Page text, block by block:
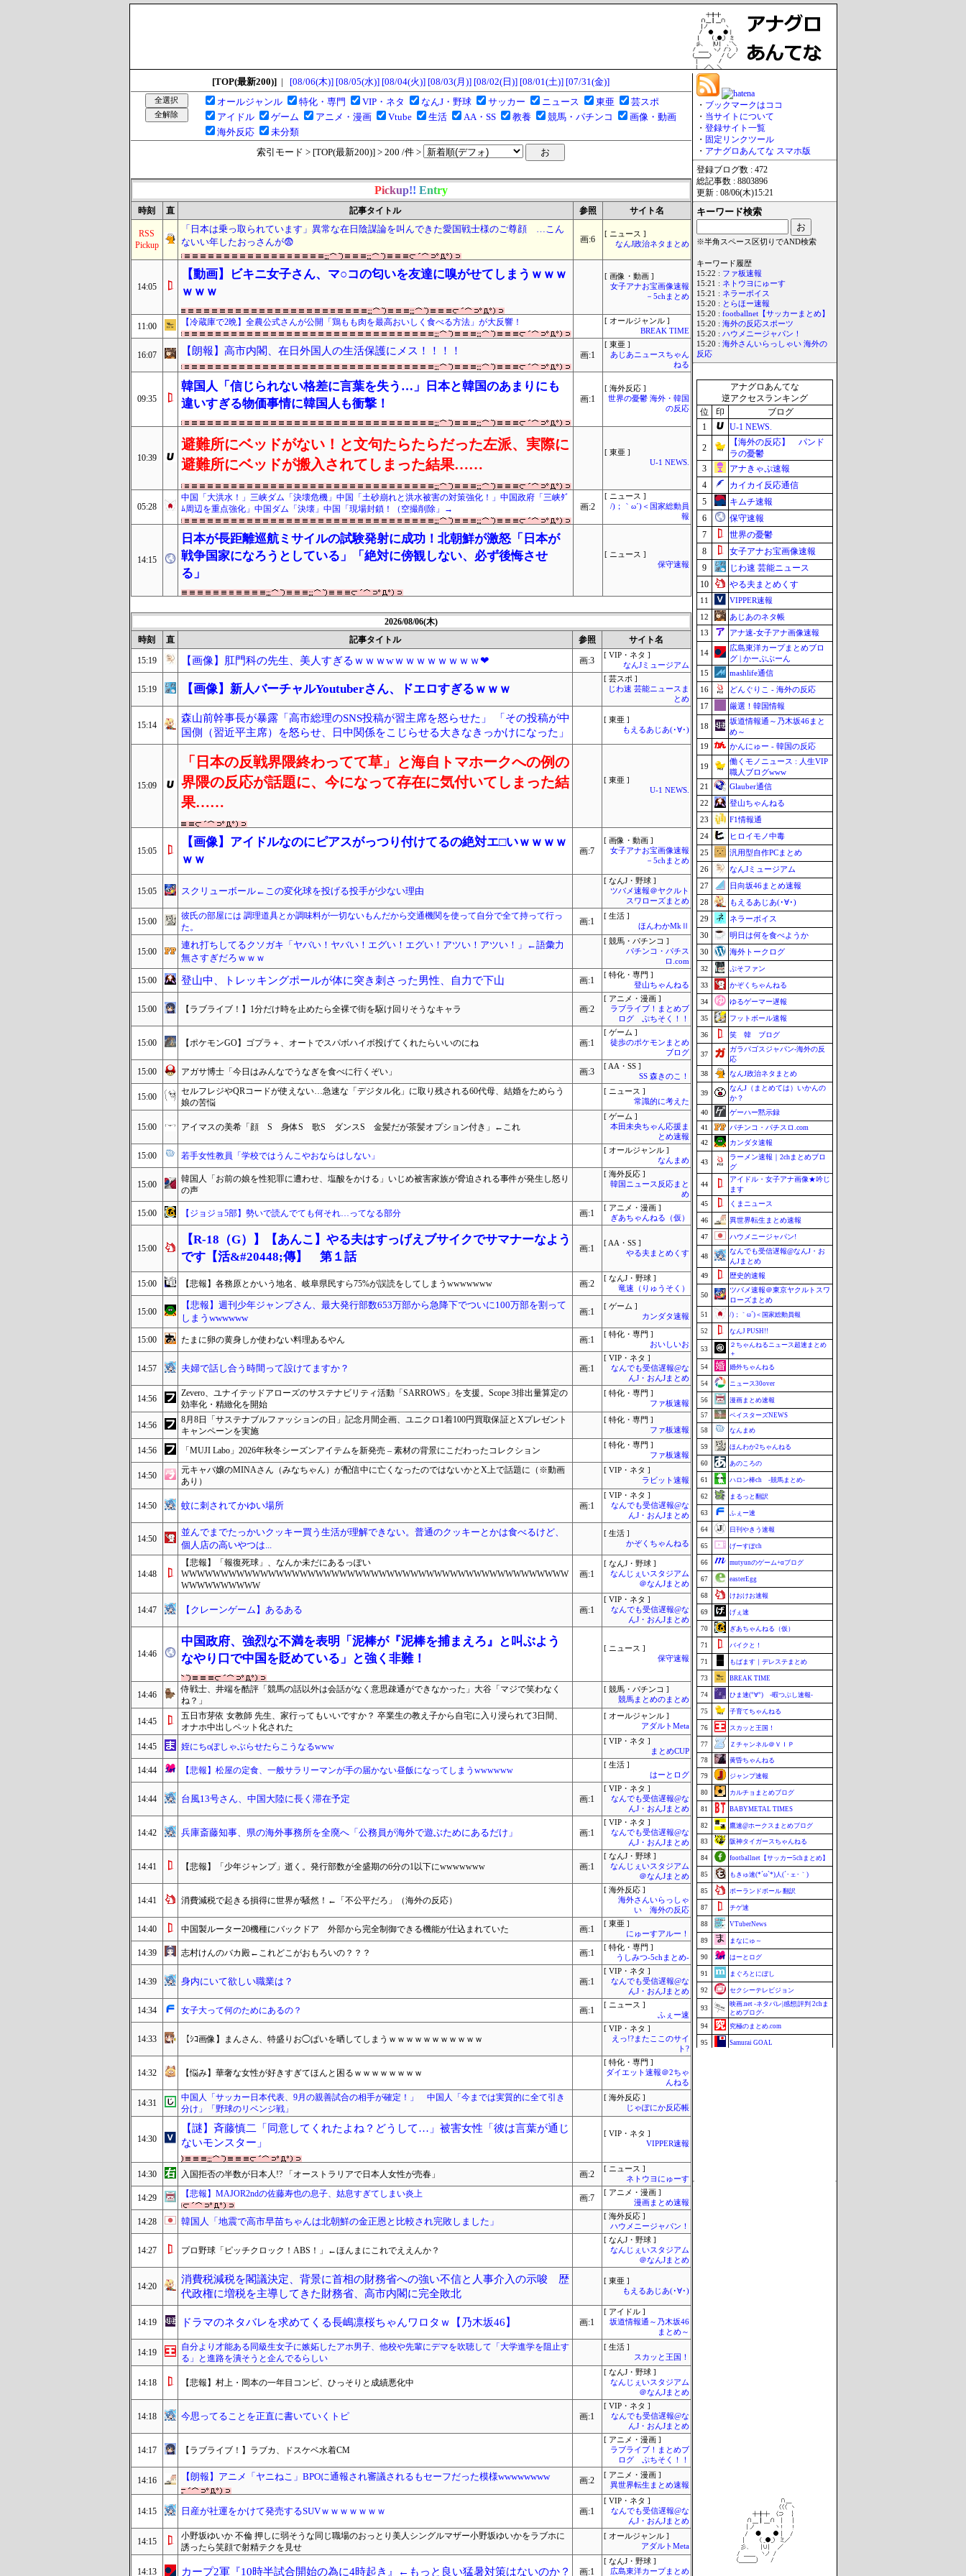
[TOP(最新200)] | [08/06(木)] [08/05(水)] [08/04(火)] [08/03(月)] [08/02(日)] [08/01(土)] [07/31(金)]
オールジャンル
特化・専門 VIP・ネタ なんJ・野球 サッカー ニュース 東亜
芸スポ
アイドル
ゲーム アニメ・漫画 Vtube 生活 AA・SS 教養 競馬・パチンコ
画像・動画
海外反応
未分類
索引モード > [TOP(最新200)] > 200 /件 >
Pickup!! Entry
時刻 直 記事タイトル 参照 サイト名
RSS
Pickup
「日本は乗っ取られています」異常な在日陰謀論を叫んできた愛国戦士様のご尊顔 …こん
ないい年したおっさんが😨
画:6
[ ニュース ]
なんJ政治ネタまとめ
14:05
【動画】ビキニ女子さん、マ○コの匂いを友達に嗅がせてしまうｗｗｗ
ｗｗｗ
[ 画像・動画 ]
女子アナお宝画像速報
－5chまとめ
11:00 【冷蔵庫で2晩】全農公式さんが公開「鶏もも肉を最高おいしく食べる方法」が大反響！
[ オールジャンル ]
BREAK TIME
16:07 【朗報】高市内閣、在日外国人の生活保護にメス！！！！ 画:1
[ 東亜 ]
あじあニュースちゃん
ねる
09:35
韓国人「信じられない格差に言葉を失う…」日本と韓国のあまりにも
違いすぎる物価事情に韓国人も衝撃！
画:1
[ 海外反応 ]
世界の憂鬱 海外・韓国
の反応
10:39
避難所にベッドがない！と文句たらたらだった左派、実際に
避難所にベッドが搬入されてしまった結果……
[ 東亜 ]
U-1 NEWS.
05:28
中国「大洪水！」三峡ダム「決壊危機」中国「土砂崩れと洪水被害の対策強化！」中国政府「三峡ﾀﾞ
ﾑ周辺を重点強化」中国ダム「決壊」中国「現場封鎖！（空撮削除」→
画:2
[ ニュース ]
/)；｀ω´)＜国家総動員
報
14:15
日本が長距離巡航ミサイルの試験発射に成功！北朝鮮が激怒「日本が
戦争国家になろうとしている」「絶対に傍観しない、必ず後悔させ
る」
[ ニュース ]
保守速報
2026/08/06(木)
時刻
直 記事タイトル 参照 サイト名
15:19 【画像】肛門科の先生、美人すぎるｗｗｗwｗｗｗｗｗｗｗｗ❤ 画:3
[ VIP・ネタ ]
なんJミュージアム
15:19 【画像】新人バーチャルYoutuberさん、ドエロすぎるｗｗｗ
[ 芸スポ ]
じわ速 芸能ニュースま
とめ
15:14
森山前幹事長が暴露「高市総理のSNS投稿が習主席を怒らせた」 「その投稿が中
国側（習近平主席）を怒らせ、日中関係をこじらせる大きなきっかけになった」
[ 東亜 ]
もえるあじあ(･∀･)
15:09
「日本の反戦界隈終わってて草」と海自トマホークへの例の
界隈の反応が話題に、今になって存在に気付いてしまった結
果……
[ 東亜 ]
U-1 NEWS.
15:05
【画像】アイドルなのにピアスがっつり付けてるの絶対エ□いｗｗｗｗ
ｗｗ
画:7
[ 画像・動画 ]
女子アナお宝画像速報
－5chまとめ
15:05 スクリューボール←この変化球を投げる投手が少ない理由
[ なんJ・野球 ]
ツバメ速報＠ヤクルト
スワローズまとめ
15:00
彼氏の部屋には 調理道具とか調味料が一切ないもんだから交通機関を使って自分で全て持って行っ
た。
画:1
[ 生活 ]
ほんわかMkⅡ
15:00
連れ打ちしてるクソガキ「ヤバい！ヤバい！エグい！エグい！アツい！アツい！」←語彙力
無さすぎだろｗｗｗ
[ 競馬・パチンコ ]
パチンコ・パチス
ロ.com
15:00 登山中、トレッキングポールが体に突き刺さった男性、自力で下山 画:1
[ 特化・専門 ]
登山ちゃんねる
15:00 【ラブライブ！】1分だけ時を止めたら全裸で街を駆け回りそうなキャラ 画:2
[ アニメ・漫画 ]
ラブライブ！まとめブ
ログ ぷちそく！！
15:00 【ポケモンGO】ゴプラ＋、オートでスパボハイボ投げてくれたらいいのにね 画:1
[ ゲーム ]
徒歩のポケモンまとめ
ブログ
15:00 アガサ博士「今日はみんなでうなぎを食べに行くぞい」 画:3
[ AA・SS ]
SS 森きのこ！
15:00
セルフレジやQRコードが使えない…急速な「デジタル化」に取り残される60代母、結婚をためらう
娘の苦悩
[ ニュース ]
常識的に考えた
15:00 アイマスの美希「顔 S 身体S 歌S ダンスS 金髪だが茶髪オプション付き」←これ
[ ゲーム ]
本田未央ちゃん応援ま
とめ速報
15:00 若手女性教員「学校ではうんこやおならはしない」
[ オールジャンル ]
なんまめ
15:00
韓国人「お前の娘を性犯罪に遭わせ、塩酸をかける」いじめ被害家族が脅迫される事件が発生し怒り
の声
[ 海外反応 ]
韓国ニュース反応まと
め
15:00 【ジョジョ5部】勢いで読んでても何それ…ってなる部分 画:1
[ アニメ・漫画 ]
ぎあちゃんねる（仮）
15:00
【R-18（G）】【あんこ】やる夫はすっげえブサイクでサマナーなよう
です【活&#20448;傳】 第１話
画:1
[ AA・SS ]
やる夫まとめくす
15:00 【悲報】各務原とかいう地名、岐阜県民すら75%が誤読をしてしまうwwwwwww 画:2
[ なんJ・野球 ]
竜速（りゅうそく）
15:00
【悲報】週刊少年ジャンプさん、最大発行部数653万部から急降下でついに100万部を割って
しまうwwwwww
画:1
[ ゲーム ]
カンダタ速報
15:00 たまに卵の黄身しか使わない料理あるやん 画:1
[ 特化・専門 ]
おいしいお
14:57 夫婦で話し合う時間って設けてますか？ 画:1
[ VIP・ネタ ]
なんでも受信遅報@な
んJ・おんJまとめ
14:56
Zevero、ユナイテッドアローズのサステナビリティ活動「SARROWS」を支援。Scope 3排出量算定の
効率化・精緻化を開始
[ 特化・専門 ]
ファ板速報
14:56
8月8日「サステナブルファッションの日」記念月間企画、ユニクロ1着100円買取保証とXプレゼント
キャンペーンを実施
[ 特化・専門 ]
ファ板速報
14:56 「MUJI Labo」2026年秋冬シーズンアイテムを新発売 – 素材の背景にこだわったコレクション
[ 特化・専門 ]
ファ板速報
14:50
元キャバ嬢のMINAさん（みなちゃん）が配信中に亡くなったのではないかとX上で話題に（※動画
あり）
[ VIP・ネタ ]
ラビット速報
14:50 蚊に刺されてかゆい場所 画:1
[ VIP・ネタ ]
なんでも受信遅報@な
んJ・おんJまとめ
14:50
並んでまでたっかいクッキー買う生活が理解できない。普通のクッキーとかは食べるけど、
個人店の高いやつは...
[ 生活 ]
かぞくちゃんねる
14:48
【悲報】「報復死球」、なんか未だにあるっぽい
WWWWWWWWWWWWWWWWWWWWWWWWWWWWWWWWWWWWWWWWWWWWWWWWW
WWWWWWWWWW
画:1
[ なんJ・野球 ]
なんじぇいスタジアム
＠なんJまとめ
14:47 【クレーンゲーム】あるある 画:1
[ VIP・ネタ ]
なんでも受信遅報@な
んJ・おんJまとめ
14:46
中国政府、強烈な不満を表明「泥棒が『泥棒を捕まえろ』と叫ぶよう
なやり口で中国を貶めている」と強く非難！
[ ニュース ]
保守速報
14:46
侍戦士、井端を酷評「競馬の話以外は会話がなく意思疎通ができなかった」大谷「マジで笑わなく
ね？」
[ 競馬・パチンコ ]
競馬まとめのまとめ
14:45
五日市芽依 女教師 先生、家行ってもいいですか？ 卒業生の教え子から自宅に入り浸られて3日間、
オナホ中出しペット化された
[ オールジャンル ]
アダルトMeta
14:45 姪にちoぽしゃぶらせたらこうなるwww
[ VIP・ネタ ]
まとめCUP
14:44 【悲報】松屋の定食、一般サラリーマンが手の届かない昼飯になってしまうwwwwww
[ 生活 ]
はーとログ
14:44 台風13号さん、中国大陸に長く滞在予定 画:1
[ VIP・ネタ ]
なんでも受信遅報@な
んJ・おんJまとめ
14:42 兵庫斎藤知事、県の海外事務所を全廃へ「公務員が海外で遊ぶためにあるだけ」 画:1
[ VIP・ネタ ]
なんでも受信遅報@な
んJ・おんJまとめ
14:41 【悲報】「少年ジャンプ」逝く。発行部数が全盛期の6分の1以下にwwwwwww 画:1
[ なんJ・野球 ]
なんじぇいスタジアム
＠なんJまとめ
14:41 消費減税で起きる損得に世界が騒然！←「不公平だろ」（海外の反応）
[ 海外反応 ]
海外さんいらっしゃ
い 海外の反応
14:40 中国製ルーター20機種にバックドア 外部から完全制御できる機能が仕込まれていた 画:1
[ 東亜 ]
にゅーすアルー！
14:39 志村けんのバカ殿←これどこがおもろいの？？？ 画:1
[ 特化・専門 ]
うしみつ-5chまとめ-
14:39 身内にいて欲しい職業は？ 画:1
[ VIP・ネタ ]
なんでも受信遅報@な
んJ・おんJまとめ
14:34 女子大って何のためにあるの？ 画:1
[ ニュース ]
ふぇー速
14:33 【ｼｺ画像】まんさん、特盛りお◯ぱいを晒してしまうｗｗｗｗｗｗｗｗｗｗｗ
[ VIP・ネタ ]
えっ!?またここのサイ
ト?
14:32 【悩み】華奢な女性が好きすぎてほんと困るｗｗｗｗｗｗｗｗ
[ 特化・専門 ]
ダイエット速報＠2ちゃ
んねる
14:31
中国人「サッカー日本代表、9月の親善試合の相手が確定！」 中国人「今までは実質的に全て引き
分け」「野球のリベンジ戦」
[ 海外反応 ]
じゃぽにか反応帳
14:30
【謎】斉藤慎二「同意してくれたよね？どうして…」被害女性「彼は言葉が通じ
ないモンスター」
[ VIP・ネタ ]
VIPPER速報
14:30 入国拒否の半数が日本人!? 「オーストラリアで日本人女性が売春」 画:2
[ ニュース ]
ネトウヨにゅーす
14:29 【悲報】MAJOR2ndの佐藤寿也の息子、姑息すぎてしまい炎上 画:7
[ アニメ・漫画 ]
漫画まとめ速報
14:28 韓国人「地震で高市早苗ちゃんは北朝鮮の金正恩と比較され完敗しました」
[ 海外反応 ]
ハウメニージャパン！
14:27 プロ野球「ピッチクロック！ABS！」←ほんまにこれでええんか？
[ なんJ・野球 ]
なんじぇいスタジアム
＠なんJまとめ
14:20
消費税減税を閣議決定、背景に首相の財務省への強い不信と人事介入の示唆 歴
代政権に増税を主導してきた財務省、高市内閣に完全敗北
[ 東亜 ]
もえるあじあ(･∀･)
14:19 ドラマのネタバレを求めてくる長嶋凛桜ちゃんワロタｗ【乃木坂46】 画:1
[ アイドル ]
坂道情報通～乃木坂46
まとめ～
14:19
自分より才能ある同級生女子に嫉妬したアホ男子、他校や先輩にデマを吹聴して「大学進学を阻止す
る」と進路を潰そうと企んでるらしい
[ 生活 ]
スカッと王国！
14:18 【悲報】村上・岡本の一年目コンビ、ひっそりと成績悪化中
[ なんJ・野球 ]
なんじぇいスタジアム
＠なんJまとめ
14:18 今思ってることを正直に書いていくトピ 画:1
[ VIP・ネタ ]
なんでも受信遅報@な
んJ・おんJまとめ
14:17 【ラブライブ！】ラブカ、ドスケベ水着CM
[ アニメ・漫画 ]
ラブライブ！まとめブ
ログ ぷちそく！！
14:16 【朗報】アニメ「ヤニねこ」BPOに通報され審議されるもセーフだった模様wwwwwwww 画:2
[ アニメ・漫画 ]
異世界転生まとめ速報
14:15 日産が社運をかけて発売するSUVｗｗｗｗｗｗｗ 画:1
[ VIP・ネタ ]
なんでも受信遅報@な
んJ・おんJまとめ
14:15
小野坂ゆいか 不倫 押しに弱そうな同じ職場のおっとり美人シングルマザー小野坂ゆいかをラブホに
誘ったら笑顔で射精テクを見せ
[ オールジャンル ]
アダルトMeta
14:13 カープ2軍『10時半試合開始の為に4時起き』←もっと良い猛暑対策はないのか？ 画:1
[ なんJ・野球 ]
広島東洋カープまとめ
・ ブックマークはココ
・ 当サイトについて
・ 登録サイト一覧
・ 固定リンクツール
・ アナグロあんてな スマホ版
登録ブログ数 : 472
総記事数 : 8803896
更新 : 08/06(木)15:21
キーワード検索
※半角スペース区切りでAND検索
キーワード履歴
15:22 : ファ板速報
15:21 : ネトウヨにゅーす
15:21 : ネラーボイス
15:20 : とらほー速報
15:20 : footballnet【サッカーまとめ】
15:20 : 海外の反応スポーツ
15:20 : ハウメニージャパン！
15:20 : 海外さんいらっしゃい 海外の
反応
アナグロあんてな
逆アクセスランキング
位
印
ブログ
1
U-1 NEWS.
2
【海外の反応】 パンド
ラの憂鬱
3
アナきゃぷ速報
4
カイカイ反応通信
5
キムチ速報
6
保守速報
7
世界の憂鬱
8
女子アナお宝画像速報
9
じわ速 芸能ニュース
10
やる夫まとめくす
11
VIPPER速報
12
あじあのネタ帳
13
アナ速‐女子アナ画像速報
14
広島東洋カープまとめブロ
グ | かーぷぶーん
15
mashlife通信
16
どんぐりこ - 海外の反応
17
厳選！韓国情報
18
坂道情報通～乃木坂46まと
め～
19
かんにゅー - 韓国の反応
19
働くモノニュース : 人生VIP
職人ブログwww
21
Glauber通信
22
登山ちゃんねる
23
F1情報通
24
ヒロイモノ中毒
25
汎用型自作PCまとめ
26
なんJミュージアム
27
日向坂46まとめ速報
28
もえるあじあ(･∀･)
29
ネラーボイス
30
明日は何を食べようか
30
海外トークログ
32 ぷそファン
33 かぞくちゃんねる
34 ゆるゲーマー遅報
35 フットボール速報
36 笑 韓 ブログ
37
ガラパゴスジャパン-海外の反
応
38
なんJ政治ネタまとめ
39
なんJ（まとめては）いかんの
か？
40
ゲーハー黙示録
41
パチンコ・パチスロ.com
42
カンダタ速報
43
ラーメン速報｜2chまとめブロ
グ
44
アイドル・女子アナ画像★吟じ
ます
45
くまニュース
46 異世界転生まとめ速報
47 ハウメニージャパン!
48
なんでも受信遅報@なんJ・お
んJまとめ
49
歴史的速報
50
ツバメ速報＠東京ヤクルトスワ
ローズまとめ
51 /)；｀ω´)＜国家総動員報
52 なんJ PUSH!!
53
２ちゃんねるニュース超速まとめ
＋
54
婚外ちゃんねる
54 ニュース30over
56 漫画まとめ速報
57 ベイスターズNEWS
58 なんまめ
59 ほんわか2ちゃんねる
60 あのころの
61 ハロン棒ch -競馬まとめ-
62 まるっと翻訳
63 ふぇー速
64 日刊やきう速報
65 げーすぽch
66 mutyunのゲーム+αブログ
67 easterEgg
68 けおけお速報
69 げぇ速
70 ぎあちゃんねる（仮）
71 バイクと！
71 もばます｜デレステまとめ
73 BREAK TIME
74 ひま速(°∀°) -暇つぶし速報-
75 子育てちゃんねる
76 スカッと王国！
77 Ｚチャンネル＠ＶＩＰ
78 黄昏ちゃんねる
79 ジャンプ速報
80 カルチョまとめブログ
81 BABYMETAL TIMES
82 鷹速@ホークスまとめブログ
83 阪神タイガースちゃんねる
84 footballnet【サッカー5chまとめ】
85 もきゅ速(*´ω`*)人(´･ェ･｀)
85 ポーランドボール 翻訳
87 チゲ速
88 VTuberNews
89 まなにゅ～
90 はーとログ
91 まぐろとにぼし
92 セクシーテレビジョン
93
映画.net -ネタバレ|感想|評判 2chま
とめブログ-
94
究極のまとめ.com
95 Samurai GOAL